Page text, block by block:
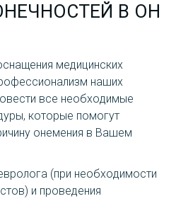
В ОН
медицинских
наших
все необходимые
которые помогут
онемения в Вашем
(при необходимости
и проведения